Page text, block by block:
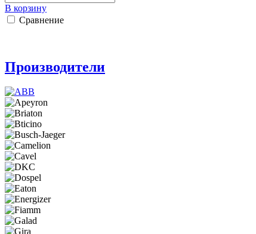
В корзину
Сравнение
Производители